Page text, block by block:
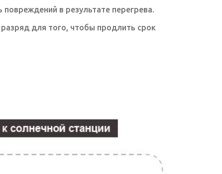
в результате перегрева.
для того, чтобы продлить срок